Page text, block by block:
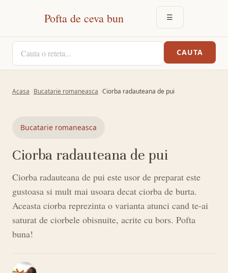
Pofta de ceva bun ☰DESCHIDE
CAUTA O RETETA
CAUTA
Acasa Bucatarie romaneasca Ciorba radauteana de pui
Bucatarie romaneasca
Ciorba radauteana de pui
Ciorba radauteana de pui este usor de preparat este
gustoasa si mult mai usoara decat ciorba de burta.
Aceasta ciorba reprezinta o varianta atunci cand te-ai
saturat de ciorbele obisnuite, acrite cu bors. Pofta
buna!